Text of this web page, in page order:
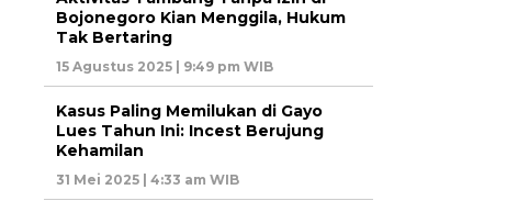
Bojonegoro Kian Menggila, Hukum
Tak Bertaring
15 Agustus 2025 | 9:49 pm WIB
Kasus Paling Memilukan di Gayo
Lues Tahun Ini: Incest Berujung
Kehamilan
31 Mei 2025 | 4:33 am WIB